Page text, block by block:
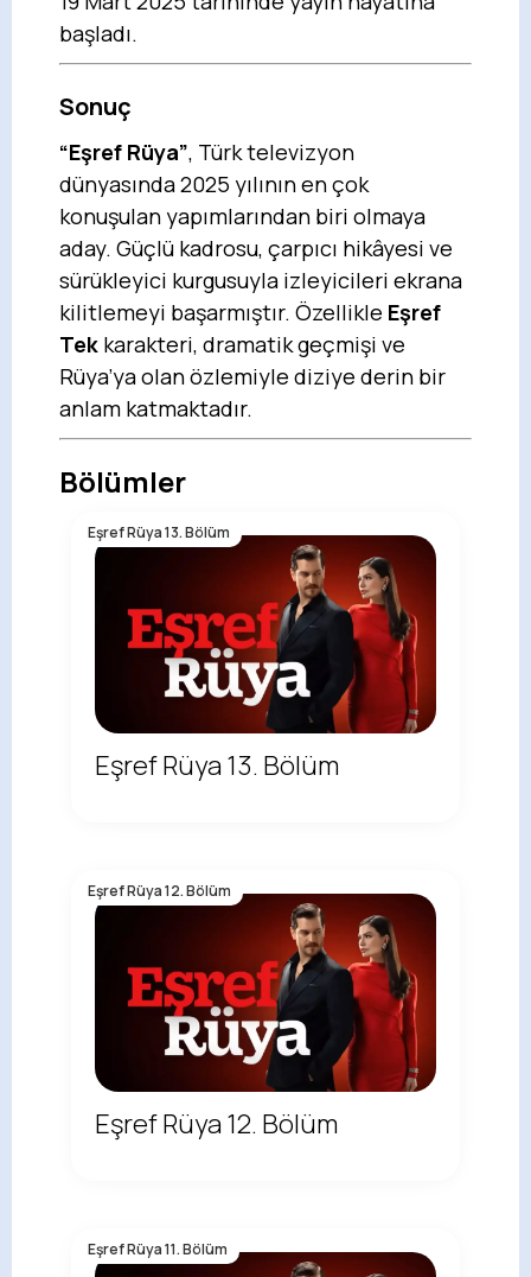
başladı.
Sonuç
“Eşref Rüya”, Türk televizyon
dünyasında 2025 yılının en çok
konuşulan yapımlarından biri olmaya
aday. Güçlü kadrosu, çarpıcı hikâyesi ve
sürükleyici kurgusuyla izleyicileri ekrana
kilitlemeyi başarmıştır. Özellikle Eşref
Tek karakteri, dramatik geçmişi ve
Rüya’ya olan özlemiyle diziye derin bir
anlam katmaktadır.
Bölümler
Eşref Rüya 13. Bölüm
Eşref Rüya 13. Bölüm
Eşref Rüya 12. Bölüm
Eşref Rüya 12. Bölüm
Eşref Rüya 11. Bölüm